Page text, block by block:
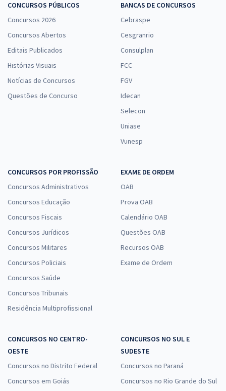
CONCURSOS PÚBLICOS
Concursos 2026
Concursos Abertos
Editais Publicados
Histórias Visuais
Notícias de Concursos
Questões de Concurso
BANCAS DE CONCURSOS
Cebraspe
Cesgranrio
Consulplan
FCC
FGV
Idecan
Selecon
Uniase
Vunesp
CONCURSOS POR PROFISSÃO
Concursos Administrativos
Concursos Educação
Concursos Fiscais
Concursos Jurídicos
Concursos Militares
Concursos Policiais
Concursos Saúde
Concursos Tribunais
Residência Multiprofissional
EXAME DE ORDEM
OAB
Prova OAB
Calendário OAB
Questões OAB
Recursos OAB
Exame de Ordem
CONCURSOS NO CENTRO-
OESTE
Concursos no Distrito Federal
Concursos em Goiás
CONCURSOS NO SUL E
SUDESTE
Concursos no Paraná
Concursos no Rio Grande do Sul